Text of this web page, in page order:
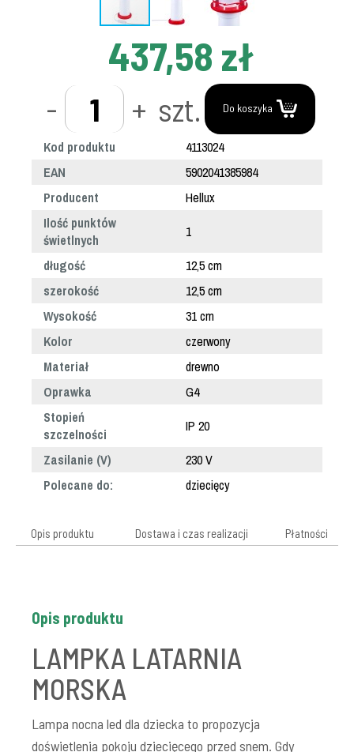
437,58 zł
- + szt. Do koszyka
Kod produktu
4113024
EAN
5902041385984
Producent
Hellux
Ilość punktów
świetlnych
1
długość
12,5 cm
szerokość
12,5 cm
Wysokość
31 cm
Kolor
czerwony
Materiał
drewno
Oprawka
G4
Stopień
szczelności
IP 20
Zasilanie (V)
230 V
Polecane do:
dziecięcy
Opis produktu Dostawa i czas realizacji Płatności
Opis produktu
LAMPKA LATARNIA
MORSKA
Lampa nocna led dla dziecka to propozycja
doświetlenia pokoju dziecięcego przed snem. Gdy